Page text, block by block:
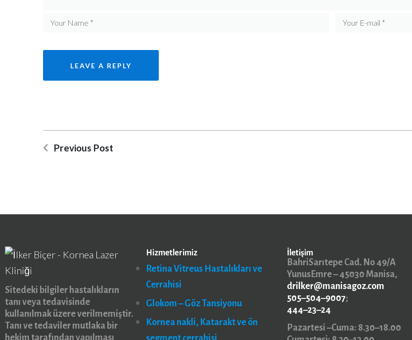
Previous Post
Sitedeki bilgiler hastalıkların
tanı veya tedavisinde
kullanılmak üzere verilmemiştir.
Tanı ve tedaviler mutlaka bir
hekim tarafından yapılması
Hizmetlerimiz
Retina Vitreus Hastalıkları ve
Cerrahisi
Glokom – Göz Tansiyonu
Kornea nakli, Katarakt ve ön
segment cerrahisi
İletişim
BahriSarıtepe Cad. No 49/A
YunusEmre – 45030 Manisa,
drilker@manisagoz.com
505–504–9007;
444–23–24
Pazartesi –Cuma: 8.30–18.00